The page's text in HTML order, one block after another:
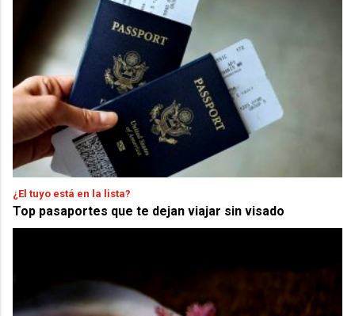
¿El tuyo está en la lista?
Top pasaportes que te dejan viajar sin visado